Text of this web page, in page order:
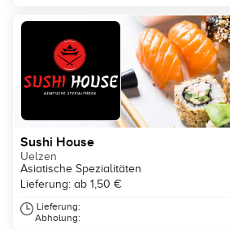
Sushi House
Uelzen
Asiatische Spezialitäten
Lieferung: ab 1,50 €
Lieferung:
Abholung: